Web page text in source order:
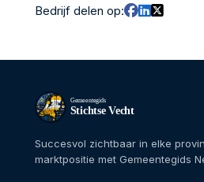
Bedrijf delen op:
Gemeentegids
Stichtse Vecht
Succesvol zichtbaar in elke
marktpositie met Gemeentegids